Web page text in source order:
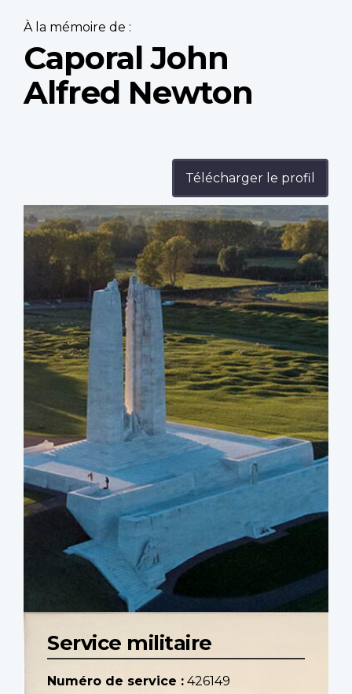
À la mémoire de :
Caporal John
Alfred Newton
Télécharger le profil
Profile
image
Service militaire
Numéro de service : 426149